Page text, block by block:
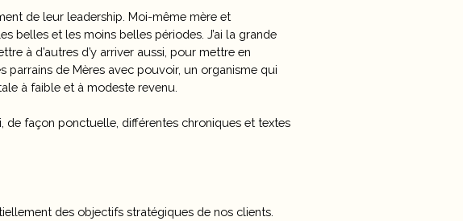
de leur leadership. Moi-même mère et
belles et les moins belles périodes. J’ai la grande
à d’autres d’y arriver aussi, pour mettre en
parrains de Mères avec pouvoir, un organisme qui
à faible et à modeste revenu.
de façon ponctuelle, différentes chroniques et textes
des objectifs stratégiques de nos clients.